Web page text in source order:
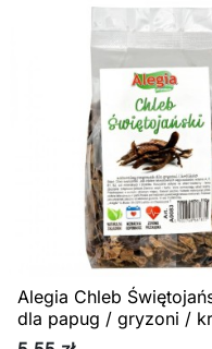
 Szybki
Alegia Chleb
dla papug / gryzoni /